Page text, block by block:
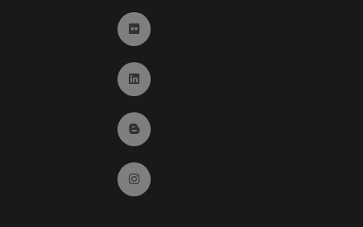
Ir a Flickr (abre en ventana nueva)
Ir a Linkedin (abre en ventana nueva)
Ir al Blog (abre en ventana nueva)
Ir a Instagram (abre en ventana nueva)